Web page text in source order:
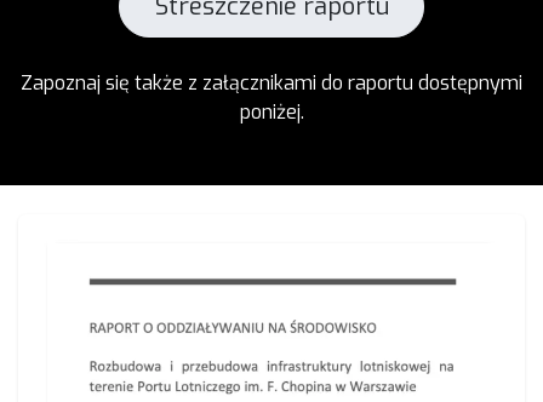
Zapoznaj się także z załącznikami do raportu dostępnymi
poniżej.